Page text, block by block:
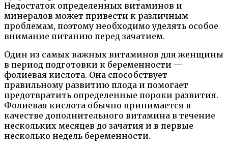
Недостаток определенных витаминов и
минералов может привести к различным
проблемам, поэтому необходимо уделять особое
внимание питанию перед зачатием.
Один из самых важных витаминов для женщины
в период подготовки к беременности —
фолиевая кислота. Она способствует
правильному развитию плода и помогает
предотвратить определенные пороки развития.
Фолиевая кислота обычно принимается в
качестве дополнительного витамина в течение
нескольких месяцев до зачатия и в первые
несколько недель беременности.